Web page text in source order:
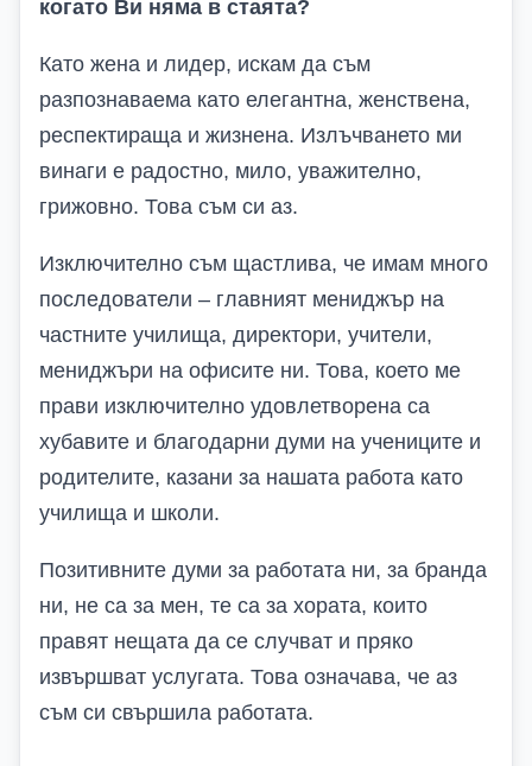
когато Ви няма в стаята?
Като жена и лидер, искам да съм
разпознаваема като елегантна, женствена,
респектираща и жизнена. Излъчването ми
винаги е радостно, мило, уважително,
грижовно. Това съм си аз.
Изключително съм щастлива, че имам много
последователи – главният мениджър на
частните училища, директори, учители,
мениджъри на офисите ни. Това, което ме
прави изключително удовлетворена са
хубавите и благодарни думи на учениците и
родителите, казани за нашата работа като
училища и школи.
Позитивните думи за работата ни, за бранда
ни, не са за мен, те са за хората, които
правят нещата да се случват и пряко
извършват услугата. Това означава, че аз
съм си свършила работата.